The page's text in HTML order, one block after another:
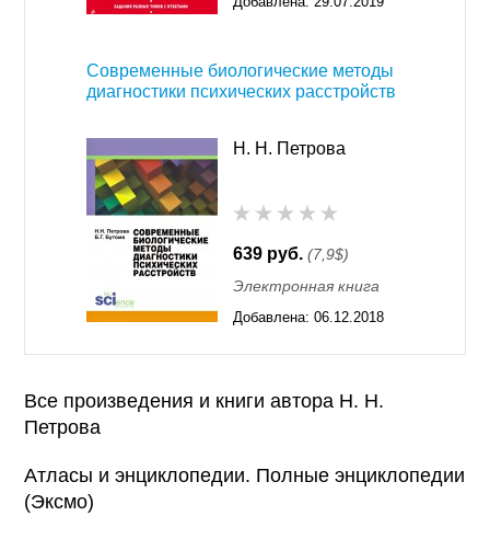
Современные биологические методы
диагностики психических расстройств
Н. Н. Петрова
639 руб. (7,9$)
Электронная книга
Добавлена: 06.12.2018
Все произведения и книги автора Н. Н.
Петрова
Атласы и энциклопедии. Полные энциклопедии
(Эксмо)